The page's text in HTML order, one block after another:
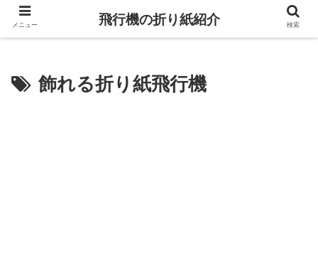
飾れる折り紙飛行機
メニュー 飛行機の折り紙紹介 検索